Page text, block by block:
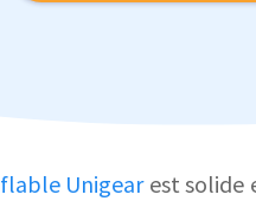
Unigearest solide